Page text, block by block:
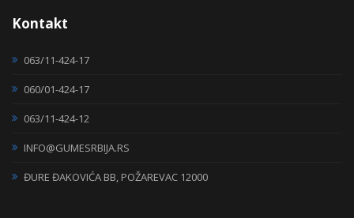
Kontakt
063/11-424-17
060/01-424-17
063/11-424-12
INFO@GUMESRBIJA.RS
ĐURE ĐAKOVIĆA BB, POŽAREVAC 12000